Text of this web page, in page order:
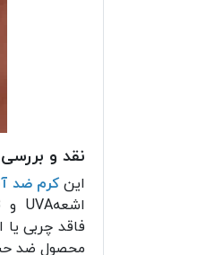
نقد و
اینکرم ضد
فاقد چربی
محصول ضد